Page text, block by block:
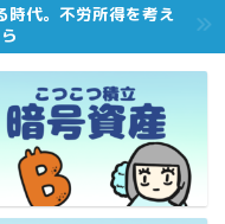
時代。不労所得を考え